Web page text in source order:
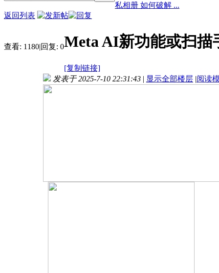
私相册 如何破解 ...
返回列表
查看: 1180|回复: 0Meta AI新功能或扫描
[复制链接]
发表于 2025-7-10 22:31:43 | 显示全部楼层 |阅读